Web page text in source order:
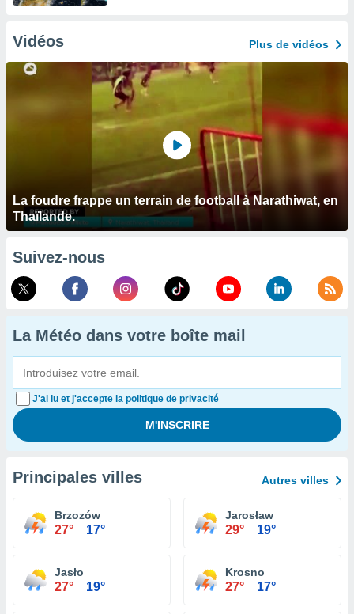
Vidéos Plus de vidéos
La foudre frappe un terrain de football à Narathiwat, en
Thaïlande.
Suivez-nous
La Météo dans votre boîte mail
J'ai lu et j'accepte la politique de privacité
Principales villes Autres villes
Brzozów
27° 17°
Jarosław
29° 19°
Jasło
27° 19°
Krosno
27° 17°